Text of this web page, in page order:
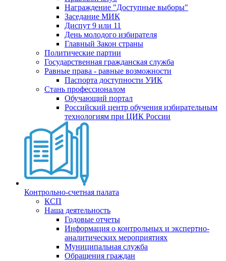
Награждение "Доступные выборы"
Заседание МИК
Диспут 9 или 11
День молодого избирателя
Главный Закон страны
Политические партии
Государственная гражданская служба
Равные права - равные возможности
Паспорта доступности УИК
Стань профессионалом
Обучающий портал
Российский центр обучения избирательным
технологиям при ЦИК России
Контрольно-счетная палата
КСП
Наша деятельность
Годовые отчеты
Информация о контрольных и экспертно-
аналитических мероприятиях
Муниципальная служба
Обращения граждан